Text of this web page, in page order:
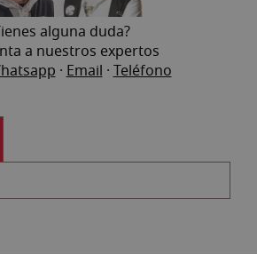
alguna duda?
a nuestros expertos
·Email ·Teléfono